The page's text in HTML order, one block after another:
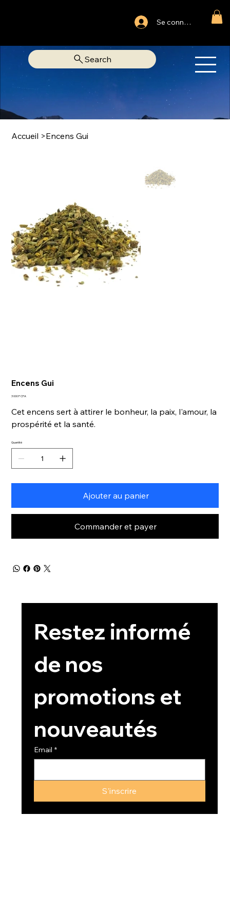
Se connecter
Accueil >Encens Gui
Encens Gui
Prix
3 000 F CFA
Cet encens sert à attirer le bonheur, la paix, l'amour, la
prospérité et la santé.
Quantité
Ajouter au panier
Commander et payer
LIBRAIRIE SPIRITUELLESearch
Restez informé
de nos
promotions et
nouveautés
Email *
S'inscrire